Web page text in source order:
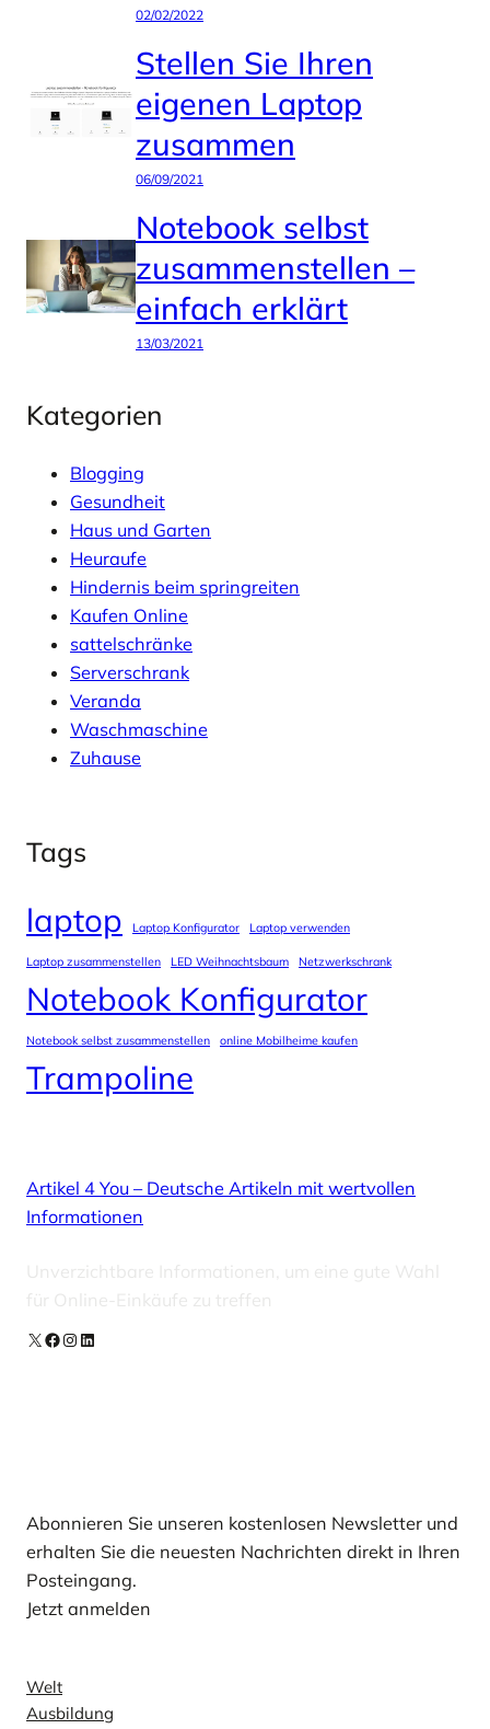
02/02/2022
Stellen Sie Ihren
eigenen Laptop
zusammen
06/09/2021
Notebook selbst
zusammenstellen –
einfach erklärt
13/03/2021
Kategorien
Blogging
Gesundheit
Haus und Garten
Heuraufe
Hindernis beim springreiten
Kaufen Online
sattelschränke
Serverschrank
Veranda
Waschmaschine
Zuhause
Tags
laptop Laptop Konfigurator Laptop verwenden
Laptop zusammenstellen LED Weihnachtsbaum Netzwerkschrank
Notebook Konfigurator
Notebook selbst zusammenstellen online Mobilheime kaufen
Trampoline
Artikel 4 You – Deutsche Artikeln mit wertvollen
Informationen
Unverzichtbare Informationen, um eine gute Wahl
für Online-Einkäufe zu treffen
X Facebook
Instagram
LinkedIn
Abonnieren Sie unseren kostenlosen Newsletter und
erhalten Sie die neuesten Nachrichten direkt in Ihren
Posteingang.
Jetzt anmelden
Welt
Ausbildung